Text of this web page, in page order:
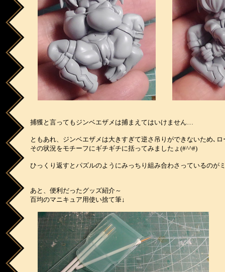
捕獲と言ってもジンベエザメは捕まえてはいけません…
ともあれ、ジンベエザメは大きすぎて逆さ吊りができないため､
その状況をモチーフにギチギチに括ってみましたょ(#^^#)
ひっくり返すとパズルのようにみっちり組み合わさっているのが
あと、便利だったグッズ紹介～
百均のマニキュア用使い捨て筆↓